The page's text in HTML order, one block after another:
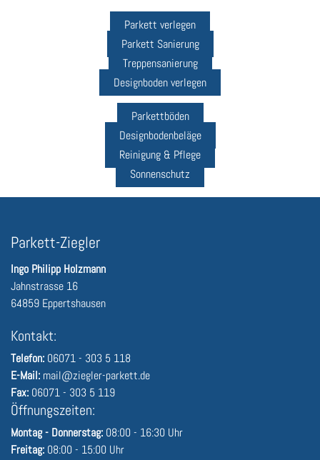
Parkett verlegen
Parkett Sanierung
Treppensanierung
Designboden verlegen
Parkettböden
Designbodenbeläge
Reinigung & Pflege
Sonnenschutz
Parkett-Ziegler
Ingo Philipp Holzmann
Jahnstrasse 16
64859 Eppertshausen
Kontakt:
Telefon: 06071 - 303 5 118
E-Mail: mail@ziegler-parkett.de
Fax: 06071 - 303 5 119
Öffnungszeiten:
Montag - Donnerstag: 08:00 - 16:30 Uhr
Freitag: 08:00 - 15:00 Uhr